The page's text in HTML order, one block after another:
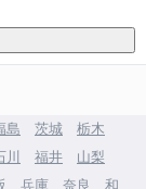
島 茨城
栃木
川 福井
山梨
兵庫 奈良 和